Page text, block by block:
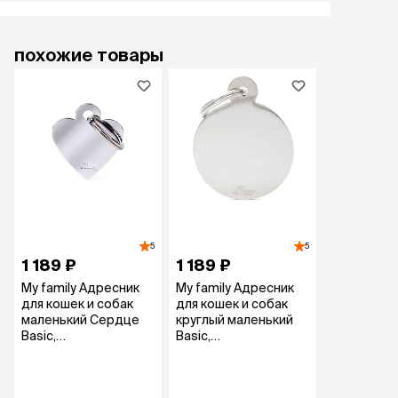
похожие товары
5
1 189 ₽
My family Адресник
для кошек и собак
маленький Сердце
Basic,
5
1 189 ₽
My family Адресник
для кошек и собак
круглый маленький
Basic,